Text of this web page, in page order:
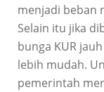
menjadi beban
Selain itu jika
bunga KUR
lebih mudah.
pemerintah